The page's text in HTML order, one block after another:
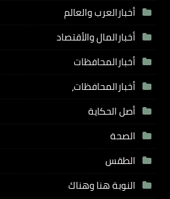
أخبارالعرب والعالم
أخبارالمال والأقتصاد
أخبارالمحافظات
أخبارالمحافظات،
أصل الحكاية
الصحة
الطقس
النوبة هنا وهناك